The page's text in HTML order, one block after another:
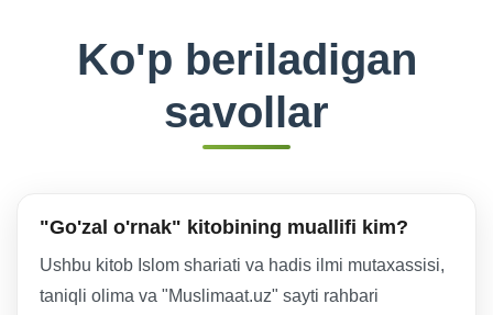
Ko'p beriladigan
savollar
"Go'zal o'rnak" kitobining muallifi kim?
Ushbu kitob Islom shariati va hadis ilmi mutaxassisi,
taniqli olima va "Muslimaat.uz" sayti rahbari